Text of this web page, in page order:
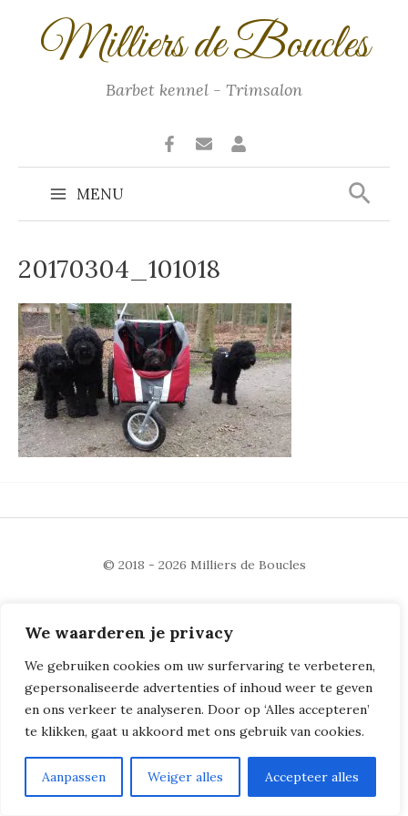
We waarderen je privacy
We gebruiken cookies om uw surfervaring te verbeteren,
gepersonaliseerde advertenties of inhoud weer te geven
en ons verkeer te analyseren. Door op ‘Alles accepteren’
te klikken, gaat u akkoord met ons gebruik van cookies.
Aanpassen Weiger alles Accepteer alles
Milliers de Boucles
Barbet kennel - Trimsalon
Main
Menu
MENU
20170304_101018
© 2018 - 2026 Milliers de Boucles